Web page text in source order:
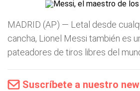
MADRID (AP) — Letal desde
cancha, Lionel Messi también es
pateadores de tiros libres del
Suscríbete a nuestro